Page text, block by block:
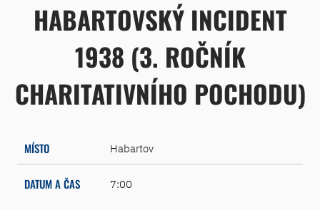
HABARTOVSKÝ INCIDENT
1938 (3. ROČNÍK
CHARITATIVNÍHO POCHODU)
MÍSTO Habartov
DATUM A ČAS 7:00